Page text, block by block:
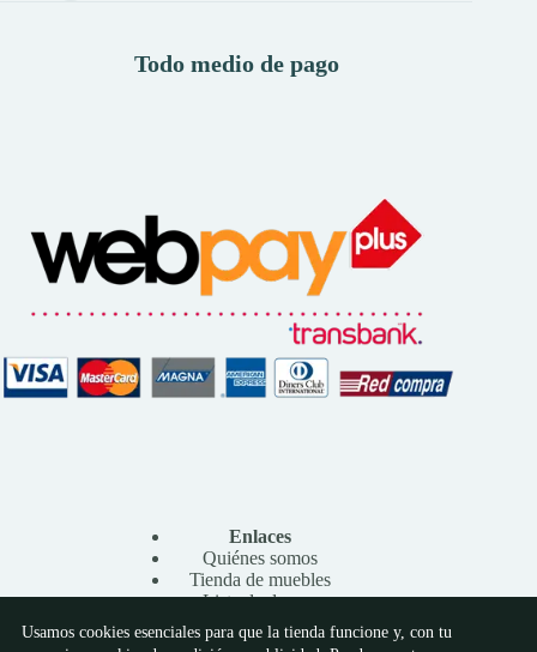
Usamos cookies esenciales para que la tienda funcione y, con tu
Todo medio de pago
Enlaces
Quiénes somos
Tienda de muebles
Lista de deseos
Contacto
Preferencias de cookies